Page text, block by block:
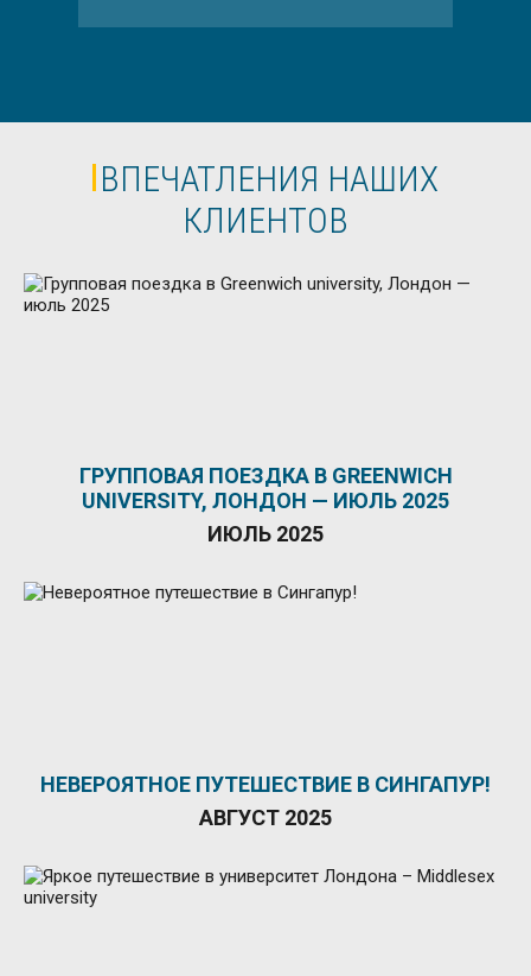
ВПЕЧАТЛЕНИЯ НАШИХ
КЛИЕНТОВ
ГРУППОВАЯ ПОЕЗДКА В GREENWICH
UNIVERSITY, ЛОНДОН — ИЮЛЬ 2025
ИЮЛЬ 2025
НЕВЕРОЯТНОЕ ПУТЕШЕСТВИЕ В СИНГАПУР!
АВГУСТ 2025